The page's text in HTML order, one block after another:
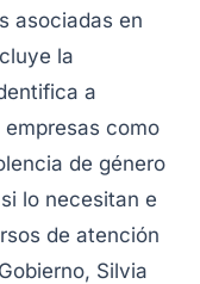
asociadas en
la
a
como
de género
lo necesitan e
de atención
Silvia